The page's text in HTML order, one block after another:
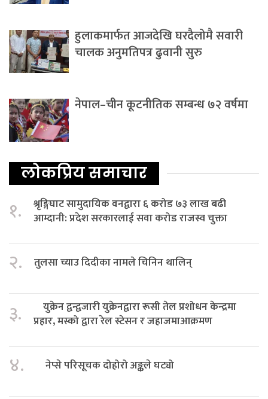
हुलाकमार्फत आजदेखि घरदैलोमै सवारी
चालक अनुमतिपत्र ढुवानी सुरु
नेपाल–चीन कूटनीतिक सम्बन्ध ७२ वर्षमा
लोकप्रिय समाचार
१.
श्रृङ्गिघाट सामुदायिक वनद्वारा ६ करोड ७३ लाख बढी
आम्दानी: प्रदेश सरकारलाई सवा करोड राजस्व चुक्ता
२. तुलसा च्याउ दिदीका नामले चिनिन थालिन्
३.
युक्रेन द्वन्द्वजारी युक्रेनद्वारा रूसी तेल प्रशोधन केन्द्रमा
प्रहार, मस्को द्वारा रेल स्टेसन र जहाजमाआक्रमण
४. नेप्से परिसूचक दोहोरो अङ्कले घट्यो